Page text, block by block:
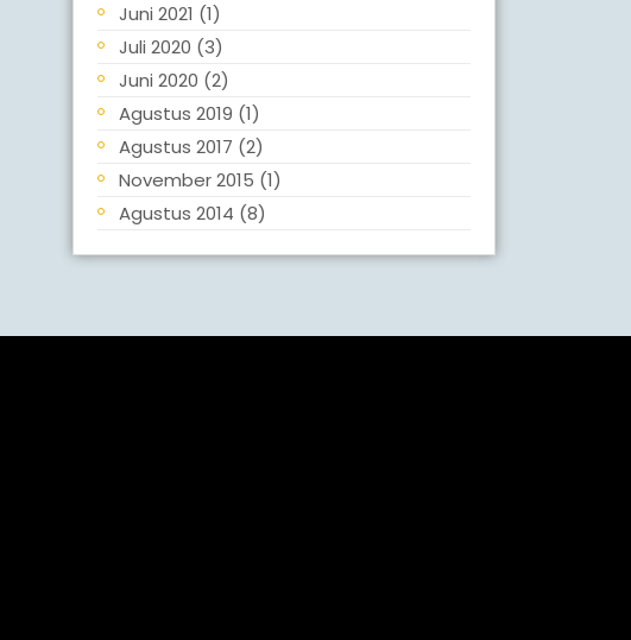
Juni 2021 (1)
Juli 2020 (3)
Juni 2020 (2)
Agustus 2019 (1)
Agustus 2017 (2)
November 2015 (1)
Agustus 2014 (8)